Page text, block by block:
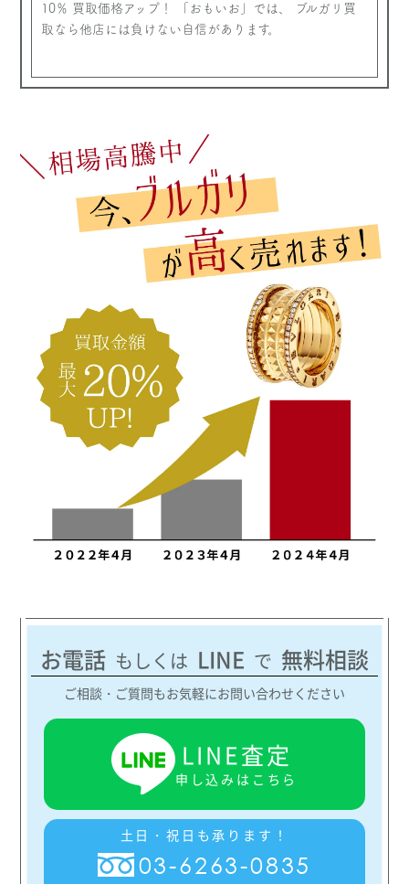
10％ 買取価格アップ！
「おもいお」では、 ブルガリ買
取なら他店には負けない自信があります。
お電話 もしくは LINE で 無料相談
ご相談・ご質問もお気軽にお問い合わせください
LINE査定
申し込みはこちら
土日・祝日も承ります！
03-6263-0835